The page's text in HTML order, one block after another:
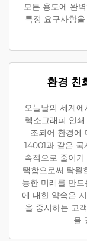
모든 용도에 완
특정 요구사항
환경 친
오늘날의 세계
렉소그래피 인
조되어 환경에
14001과 같은
속적으로 줄이
택함으로써 탁월
능한 미래를 만
에 대한 약속은
을 중시하는 고
을